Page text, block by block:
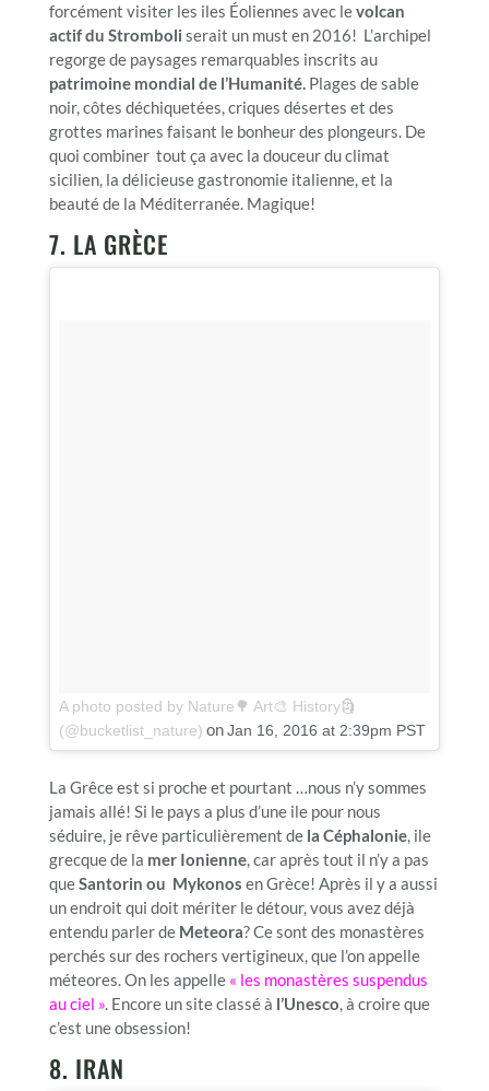
forcément visiter les iles Éoliennes avec levolcan
actif du Stromboli serait un must en 2016! L’archipel
regorge de paysages remarquables inscrits au
patrimoine mondial de l’Humanité.Plages de sable
noir, côtes déchiquetées, criques désertes et des
grottes marines faisant le bonheur des plongeurs. De
quoi combiner tout ça avec la douceur du climat
sicilien, la délicieuse gastronomie italienne, et la
beauté de la Méditerranée. Magique!
7. LA GRÈCE
A photo posted by Nature🌳 Art🎨 History🗿
(@bucketlist_nature) onJan 16, 2016 at 2:39pm PST
La Grêce est si proche et pourtant …nous n’y sommes
jamais allé! Si le pays a plus d’une ile pour nous
séduire, je rêve particulièrement de la Céphalonie, ile
grecque de la mer Ionienne, car après tout il n’y a pas
queSantorin ou Mykonos en Grèce! Après il y a aussi
un endroit qui doit mériter le détour, vous avez déjà
entendu parler de Meteora? Ce sont des monastères
perchés sur des rochers vertigineux, que l’on appelle
méteores. On les appelle « les monastères suspendus
au ciel ». Encore un site classé à l’Unesco , à croire que
c’est une obsession!
8. IRAN